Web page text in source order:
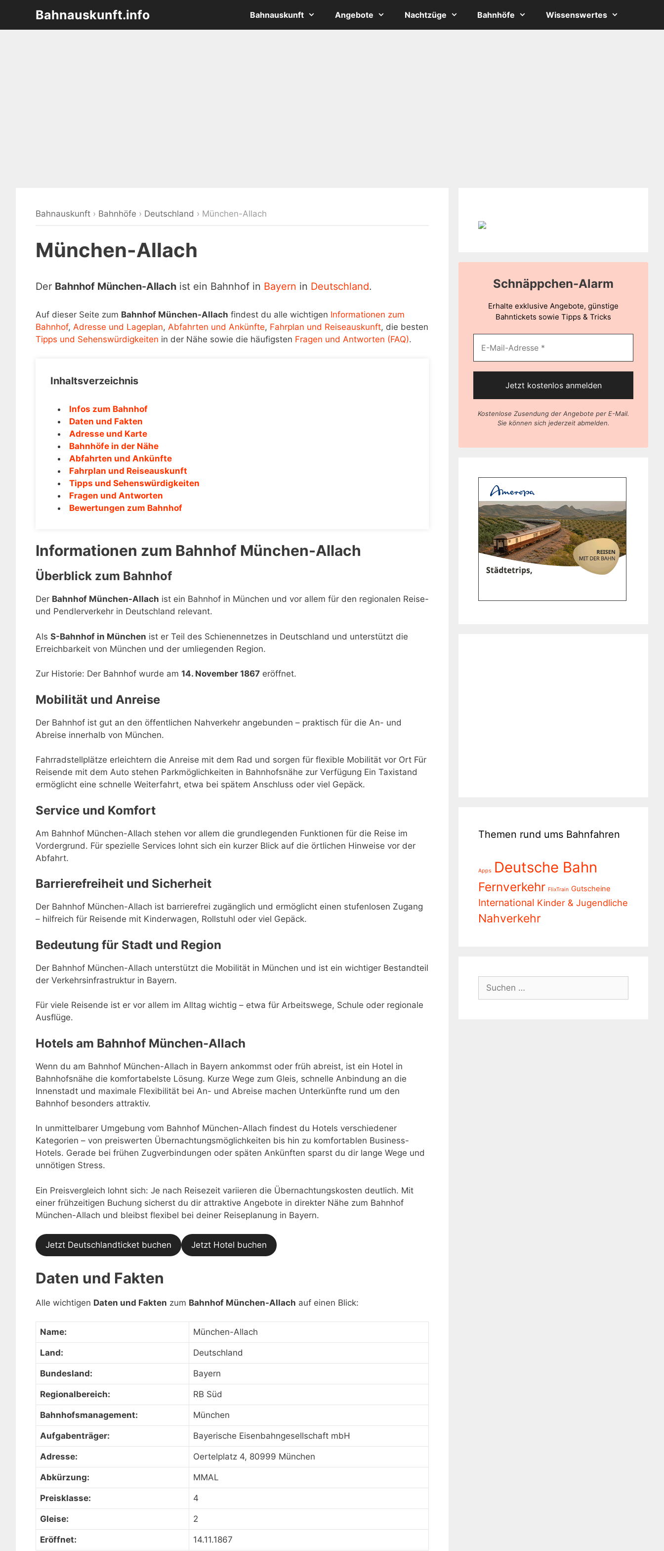
springen
Bahnauskunft.info Bahnauskunft Angebote Nachtzüge Bahnhöfe Wissenswertes
Bahnauskunft › Bahnhöfe › Deutschland › München-Allach
München-Allach
Der Bahnhof München-Allach ist ein Bahnhof in Bayern in Deutschland.
Auf dieser Seite zum Bahnhof München-Allach findest du alle wichtigen Informationen zum
Bahnhof, Adresse und Lageplan, Abfahrten und Ankünfte, Fahrplan und Reiseauskunft, die besten
Tipps und Sehenswürdigkeiten in der Nähe sowie die häufigsten Fragen und Antworten (FAQ).
Inhaltsverzeichnis
Infos zum Bahnhof
Daten und Fakten
Adresse und Karte
Bahnhöfe in der Nähe
Abfahrten und Ankünfte
Fahrplan und Reiseauskunft
Tipps und Sehenswürdigkeiten
Fragen und Antworten
Bewertungen zum Bahnhof
Informationen zum Bahnhof München-Allach
Überblick zum Bahnhof
Der Bahnhof München-Allach ist ein Bahnhof in München und vor allem für den regionalen Reise-
und Pendlerverkehr in Deutschland relevant.
Als S-Bahnhof in München ist er Teil des Schienennetzes in Deutschland und unterstützt die
Erreichbarkeit von München und der umliegenden Region.
Zur Historie: Der Bahnhof wurde am 14. November 1867 eröffnet.
Mobilität und Anreise
Der Bahnhof ist gut an den öffentlichen Nahverkehr angebunden – praktisch für die An- und
Abreise innerhalb von München.
Fahrradstellplätze erleichtern die Anreise mit dem Rad und sorgen für flexible Mobilität vor Ort Für
Reisende mit dem Auto stehen Parkmöglichkeiten in Bahnhofsnähe zur Verfügung Ein Taxistand
ermöglicht eine schnelle Weiterfahrt, etwa bei spätem Anschluss oder viel Gepäck.
Service und Komfort
Am Bahnhof München-Allach stehen vor allem die grundlegenden Funktionen für die Reise im
Vordergrund. Für spezielle Services lohnt sich ein kurzer Blick auf die örtlichen Hinweise vor der
Abfahrt.
Barrierefreiheit und Sicherheit
Der Bahnhof München-Allach ist barrierefrei zugänglich und ermöglicht einen stufenlosen Zugang
– hilfreich für Reisende mit Kinderwagen, Rollstuhl oder viel Gepäck.
Bedeutung für Stadt und Region
Der Bahnhof München-Allach unterstützt die Mobilität in München und ist ein wichtiger Bestandteil
der Verkehrsinfrastruktur in Bayern.
Für viele Reisende ist er vor allem im Alltag wichtig – etwa für Arbeitswege, Schule oder regionale
Ausflüge.
Hotels am Bahnhof München-Allach
Wenn du am Bahnhof München-Allach in Bayern ankommst oder früh abreist, ist ein Hotel in
Bahnhofsnähe die komfortabelste Lösung. Kurze Wege zum Gleis, schnelle Anbindung an die
Innenstadt und maximale Flexibilität bei An- und Abreise machen Unterkünfte rund um den
Bahnhof besonders attraktiv.
In unmittelbarer Umgebung vom Bahnhof München-Allach findest du Hotels verschiedener
Kategorien – von preiswerten Übernachtungsmöglichkeiten bis hin zu komfortablen Business-
Hotels. Gerade bei frühen Zugverbindungen oder späten Ankünften sparst du dir lange Wege und
unnötigen Stress.
Ein Preisvergleich lohnt sich: Je nach Reisezeit variieren die Übernachtungskosten deutlich. Mit
einer frühzeitigen Buchung sicherst du dir attraktive Angebote in direkter Nähe zum Bahnhof
München-Allach und bleibst flexibel bei deiner Reiseplanung in Bayern.
Jetzt Deutschlandticket buchen Jetzt Hotel buchen
Daten und Fakten
Alle wichtigen Daten und Fakten zum Bahnhof München-Allach auf einen Blick:
Name: München-Allach
Land: Deutschland
Bundesland: Bayern
Regionalbereich: RB Süd
Bahnhofsmanagement: München
Aufgabenträger: Bayerische Eisenbahngesellschaft mbH
Adresse: Oertelplatz 4, 80999 München
Abkürzung: MMAL
Preisklasse: 4
Gleise: 2
Eröffnet: 14.11.1867
Schnäppchen-Alarm
Erhalte exklusive Angebote, günstige
Bahntickets sowie Tipps & Tricks
Kostenlose Zusendung der Angebote per E-Mail.
Sie können sich jederzeit abmelden.
Themen rund ums Bahnfahren
Apps Deutsche Bahn
Fernverkehr FlixTrain Gutscheine
International Kinder & Jugendliche
Nahverkehr
nach: